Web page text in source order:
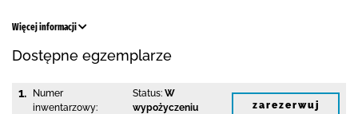
Więcej informacji
Dostępne egzemplarze
1.
Numer
inwentarzowy:
Status: W
wypożyczeniu
zarezerwuj